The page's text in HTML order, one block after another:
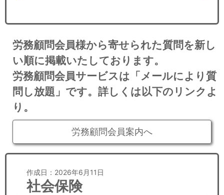
労務顧問会員様から寄せられた質問を新し
い順に掲載いたしております。
労務顧問会員サービスは「メールにより質
問し放題」です。詳しくは以下のリンクよ
り。
労務顧問会員案内へ
作成日：2026年6月11日
社会保険